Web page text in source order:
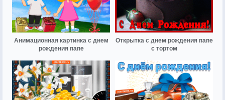
Анимационная картинка с днем
рождения папе
Открытка с днем рождения папе
с тортом